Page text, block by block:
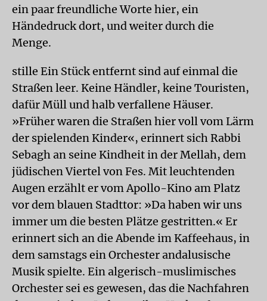
ein paar freundliche Worte hier, ein
Händedruck dort, und weiter durch die
Menge.
stille Ein Stück entfernt sind auf einmal die
Straßen leer. Keine Händler, keine Touristen,
dafür Müll und halb verfallene Häuser.
»Früher waren die Straßen hier voll vom Lärm
der spielenden Kinder«, erinnert sich Rabbi
Sebagh an seine Kindheit in der Mellah, dem
jüdischen Viertel von Fes. Mit leuchtenden
Augen erzählt er vom Apollo-Kino am Platz
vor dem blauen Stadttor: »Da haben wir uns
immer um die besten Plätze gestritten.« Er
erinnert sich an die Abende im Kaffeehaus, in
dem samstags ein Orchester andalusische
Musik spielte. Ein algerisch-muslimisches
Orchester sei es gewesen, das die Nachfahren